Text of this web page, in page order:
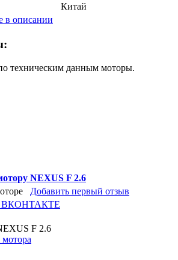
Китай
в описании
техническим данным моторы.
NEXUS F 2.6
Добавить первый отзыв
ВКОНТАКТЕ